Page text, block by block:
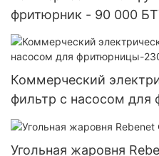
фритюрник - 90 000
Коммерческий
фильтр с насосом
Угольная жаровня